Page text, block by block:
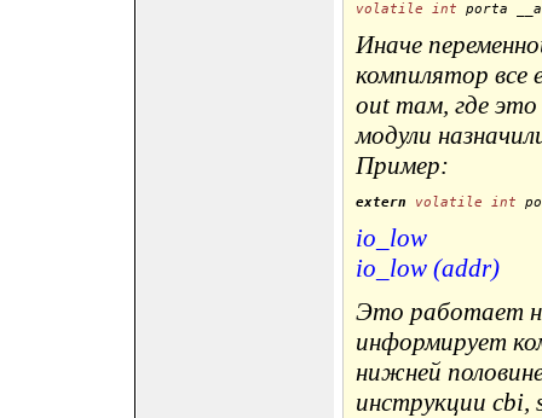
volatile int porta
Иначе
компилятор все
out там, где это
модули
Пример:
extern volatile int
io_low
io_low (addr)
Это работает
информирует
нижней
инструкции cbi,